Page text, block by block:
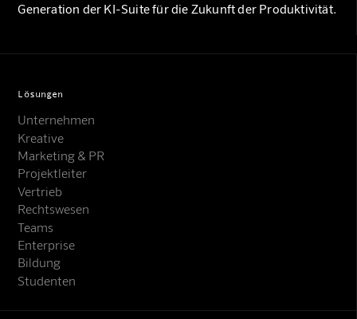
Generation der KI-Suite für die Zukunft der Produktivität.
Lösungen
Unternehmen
Kreative
Marketing & PR
Projektleiter
Vertrieb
Rechtswesen
Teams
Enterprise
Bildung
Studenten